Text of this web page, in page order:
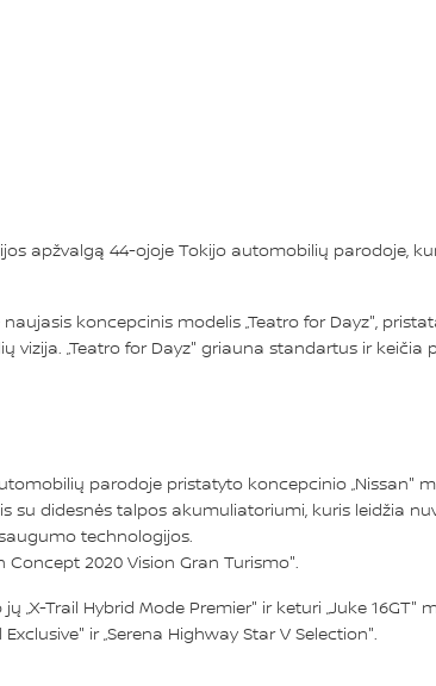
apžvalgą 44-ojoje Tokijo automobilių parodoje,
koncepcinis modelis „Teatro for Dayz",
„Teatro for Dayz" griauna standartus ir keičia
parodoje pristatyto koncepcinio „Nissan"
su didesnės talpos akumuliatoriumi, kuris leidžia
technologijos.
2020 Vision Gran Turismo".
Trail Hybrid Mode Premier" ir keturi „Juke 16GT"
ir „Serena Highway Star V Selection".